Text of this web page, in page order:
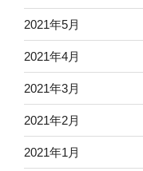
2021年5月
2021年4月
2021年3月
2021年2月
2021年1月